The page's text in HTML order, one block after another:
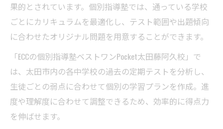
果的とされています。個別指導塾では、通っている学校
ごとにカリキュラムを最適化し、テスト範囲や出題傾向
に合わせたオリジナル問題を用意することができます。
「ECCの個別指導塾ベストワンPocket太田藤阿久校」で
は、太田市内の各中学校の過去の定期テストを分析し、
生徒ごとの弱点に合わせて個別の学習プランを作成。進
度や理解度に合わせて調整できるため、効率的に得点力
を伸ばせます。